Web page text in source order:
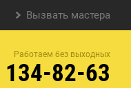
Вызвать мастера
Работаем без выходных
134-82-63